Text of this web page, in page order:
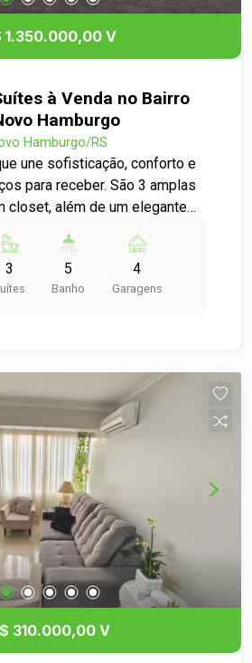
1.350.000,00 V
à Venda no Bairro
Hamburgo
Hamburgo/RS
une sofisticação, conforto e
receber. São 3 amplas
closet, além de um elegante
em conceito aberto,
e praticidade para o
e à piscina, criando o cenário
e amigos em qualquer
ar-condicionado, portas e
padrão, além de garagem
área externa, um
a infraestrutura, que
espaço gourmet e
com cerca elétrica. Imóvel
para morar.
3 5
Banho
4
Garagens
310.000,00 V